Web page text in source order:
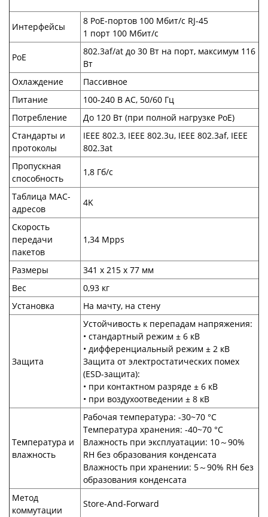
Интерфейсы
8 PoE-портов 100 Мбит/с RJ-45
1 порт 100 Мбит/с
PoE
802.3af/at до 30 Вт на порт, максимум 116
Вт
Охлаждение
Пассивное
Питание
100-240 В АС, 50/60 Гц
Потребление
До 120 Вт (при полной нагрузке PoE)
Стандарты и
протоколы
IEEE 802.3, IEEE 802.3u, IEEE 802.3af, IEEE
802.3at
Пропускная
способность
1,8 Гб/с
Таблица МАС-
адресов
4K
Скорость
передачи
пакетов
1,34 Mpps
Размеры
341 х 215 х 77 мм
Вес
0,93 кг
Установка
На мачту, на стену
Защита
Устойчивость к перепадам напряжения:
• стандартный режим ± 6 кВ
• дифференциальный режим ± 2 кВ
Защита от электростатических помех
(ESD-защита):
• при контактном разряде ± 6 кВ
• при воздухоотведении ± 8 кВ
Температура и
влажность
Рабочая температура: -30~70 °C
Температура хранения: -40~70 °C
Влажность при эксплуатации: 10～90%
RH без образования конденсата
Влажность при хранении: 5～90% RH без
образования конденсата
Метод
коммутации
Store-And-Forward